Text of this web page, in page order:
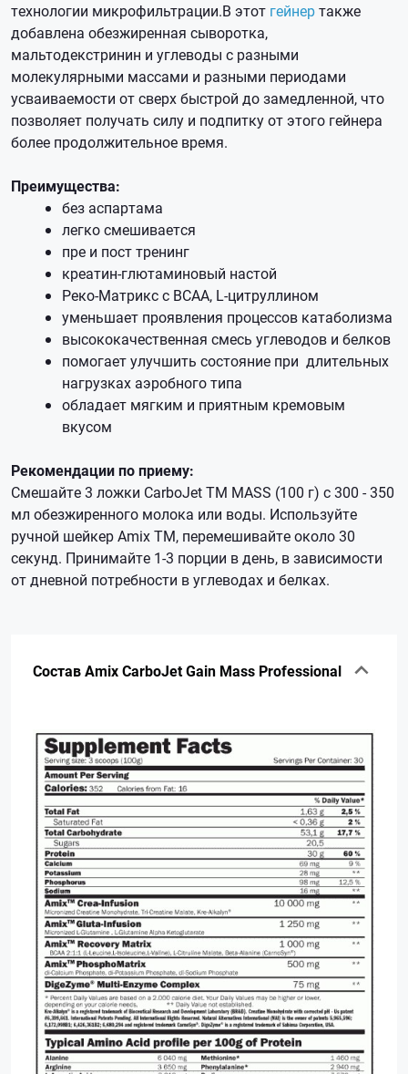
технологии микрофильтрации.В этот гейнертакже
добавлена обезжиренная сыворотка,
мальтодекстринин и углеводы с разными
молекулярными массами и разными периодами
усваиваемости от сверх быстрой до замедленной, что
позволяет получать силу и подпитку от этого гейнера
более продолжительное время.
Преимущества:
без аспартама
легко смешивается
пре и пост тренинг
креатин-глютаминовый настой
Реко-Матрикс с BCAA, L-цитруллином
уменьшает проявления процессов катаболизма
высококачественная смесь углеводов и белков
помогает улучшить состояние при длительных
нагрузках аэробного типа
обладает мягким и приятным кремовым
вкусом
Рекомендации по приему:
Смешайте 3 ложки CarboJet TM MASS (100 г) с 300 - 350
мл обезжиренного молока или воды. Используйте
ручной шейкер Amix TM, перемешивайте около 30
секунд. Принимайте 1-3 порции в день, в зависимости
от дневной потребности в углеводах и белках.
Состав Amix CarboJet Gain Mass Professional